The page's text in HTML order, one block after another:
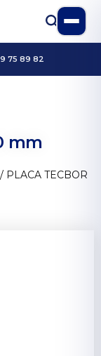
75 89 82
mm
/ PLACA TECBOR